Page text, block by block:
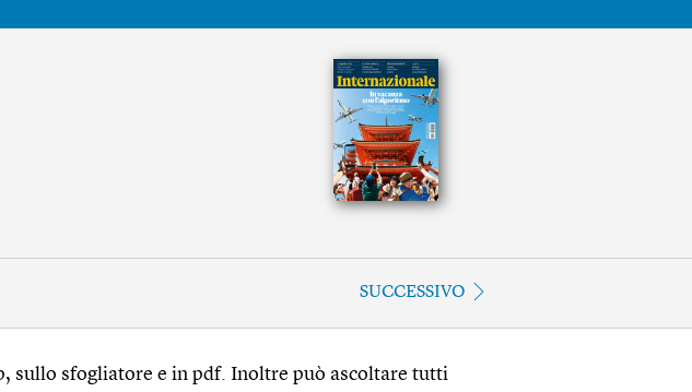
SUCCESSIVO
sullo sfogliatore e in pdf. Inoltre può ascoltare tutti